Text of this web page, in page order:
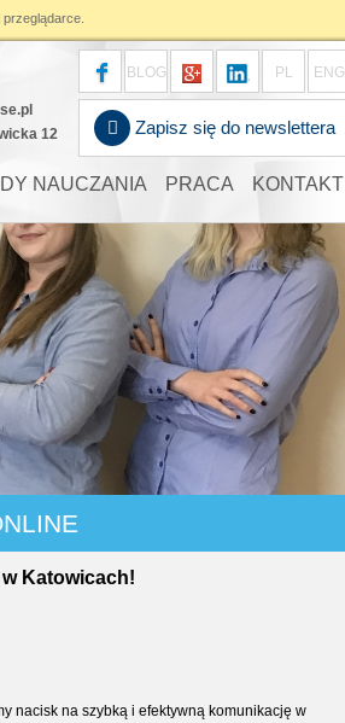
12
ENG
PL
BLOG
Zapisz się do newslettera
NAUCZANIA PRACA KONTAKT
Katowicach!
nacisk na szybką i efektywną komunikację w